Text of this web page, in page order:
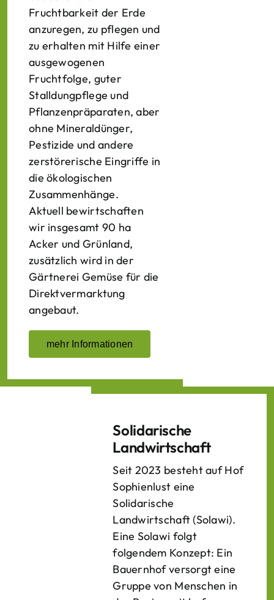
Fruchtbarkeit der Erde
anzuregen, zu pflegen und
zu erhalten mit Hilfe einer
ausgewogenen
Fruchtfolge, guter
Stalldungpflege und
Pflanzenpräparaten, aber
ohne Mineraldünger,
Pestizide und andere
zerstörerische Eingriffe in
die ökologischen
Zusammenhänge.
Aktuell bewirtschaften
wir insgesamt 90 ha
Acker und Grünland,
zusätzlich wird in der
Gärtnerei Gemüse für die
Direktvermarktung
angebaut.
mehr Informationen
Solidarische
Landwirtschaft
Seit 2023 besteht auf Hof
Sophienlust eine
Solidarische
Landwirtschaft (Solawi).
Eine Solawi folgt
folgendem Konzept: Ein
Bauern­hof versorgt eine
Gruppe von Menschen in